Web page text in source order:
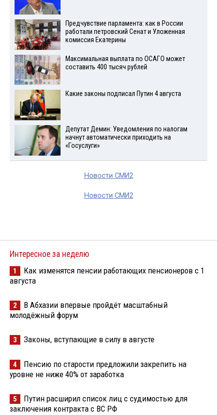
Предчувствие парламента: как в России
работали петровский Сенат и Уложенная
комиссия Екатерины
Максимальная выплата по ОСАГО может
составить 400 тысяч рублей
Какие законы подписал Путин 4 августа
Депутат Демин: Уведомления по налогам
начнут автоматически приходить на
«Госуслуги»
Новости СМИ2
Новости СМИ2
Интересное за неделю
1
Как изменятся пенсии работающих пенсионеров с 1
августа
2
В Абхазии впервые пройдёт масштабный
молодёжный форум
3 Законы, вступающие в силу в августе
4
Пенсию по старости предложили закрепить на
уровне не ниже 40% от заработка
5
Путин расширил список лиц с судимостью для
заключения контракта с ВС РФ